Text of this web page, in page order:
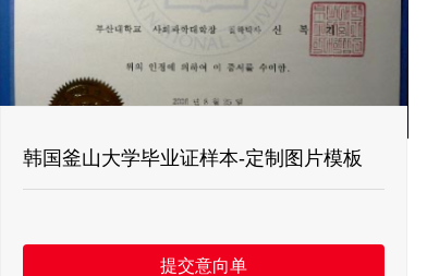
韩国釜山大学毕业证样本-定制图片模板
提交意向单
防伪案例